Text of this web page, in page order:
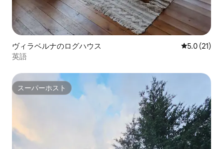
ヴィラベルナのログハウス レビュー21
5.0 (21)
英語
スーパーホスト
スーパーホスト